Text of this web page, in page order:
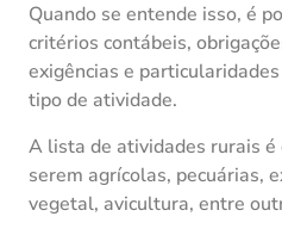
Quando se entende isso, é
critérios contábeis,
exigências e
tipo de atividade.
A lista de atividades rurais
serem agrícolas, pecuárias,
vegetal, avicultura, entre